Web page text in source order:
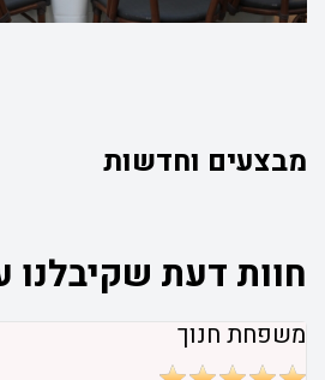
מבצעים וחדשות
חוות דעת שקיבלנו
משפחת חנוך